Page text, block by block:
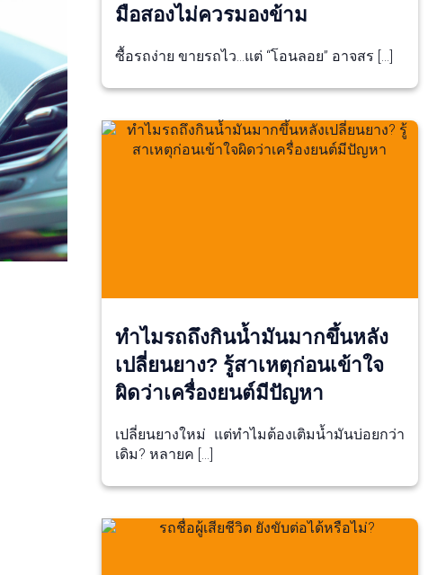
มือสองไม่ควรมองข้าม
ซื้อรถง่าย ขายรถไว…แต่ “โอนลอย” อาจสร […]
ทำไมรถถึงกินน้ำมันมากขึ้นหลัง
เปลี่ยนยาง? รู้สาเหตุก่อนเข้าใจ
ผิดว่าเครื่องยนต์มีปัญหา
เปลี่ยนยางใหม่ แต่ทำไมต้องเติมน้ำมันบ่อยกว่า
เดิม? หลายค […]